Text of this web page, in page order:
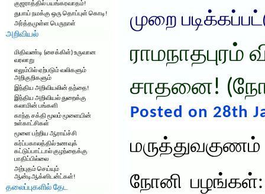
குஜராத்தில் பயங்கரவாதம்!
துபாய் நமக்கு ஒரு தொப்புள் கொடி!
அர்த்தமுள்ள பெருநாள்
அறிவியல்
மிதிவண்டி (சைக்கிள்) உருவான
வரலாறு
எலும்பில் ஏற்படும் வலிகளும்
அறிகுறிகளும்
இந்திய அறிவியலின் தந்தை!
இந்திய அறிவியல் துறைக்கு
கலாமின் பங்களி
காந்த சக்தி மூலம் மூளையின்
உள்காட்சிகள்
மூளை பற்றிய ஆராய்ச்சி
கர்ப்பகாலத்தில் உணவுக்
கட்டுப்பாட்டால் குழந்தைக்கு
பாதிப்பில்லை
அற்புதம் செய்யும்
ஆன்டிஆக்ஸிடன்ட்கள்!
தலைப்புகளில் தேட
முறை
ராமநாதபுரம்
சாதனை!
Posted on 28th
நோனி பழங்கள்: